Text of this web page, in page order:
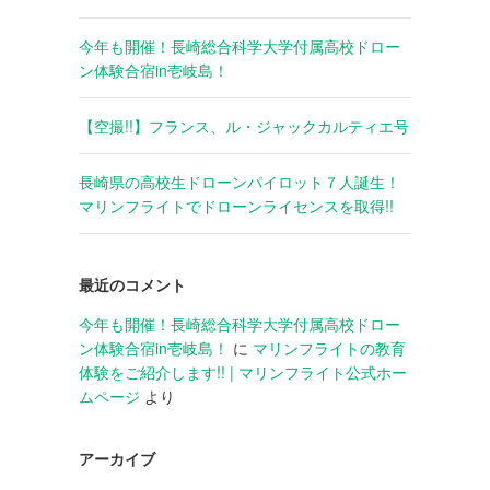
今年も開催！長崎総合科学大学付属高校ドロー
ン体験合宿in壱岐島！
【空撮!!】フランス、ル・ジャックカルティエ号
長崎県の高校生ドローンパイロット７人誕生！
マリンフライトでドローンライセンスを取得!!
最近のコメント
今年も開催！長崎総合科学大学付属高校ドロー
ン体験合宿in壱岐島！ に マリンフライトの教育
体験をご紹介します!! | マリンフライト公式ホー
ムページ より
アーカイブ